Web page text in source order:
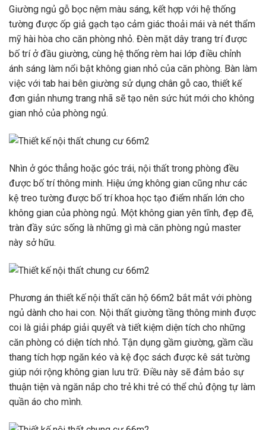
Giường ngủ gỗ bọc nệm màu sáng, kết hợp với hệ thống
tường được ốp giả gạch tạo cảm giác thoải mái và nét thẩm
mỹ hài hòa cho căn phòng nhỏ. Đèn mặt dây trang trí được
bố trí ở đầu giường, cùng hệ thống rèm hai lớp điều chỉnh
ánh sáng làm nổi bật không gian nhỏ của căn phòng. Bàn làm
việc với tab hai bên giường sử dụng chân gỗ cao, thiết kế
đơn giản nhưng trang nhã sẽ tạo nên sức hút mới cho không
gian nhỏ của phòng ngủ.
Nhìn ở góc thẳng hoặc góc trái, nội thất trong phòng đều
được bố trí thông minh. Hiệu ứng không gian cũng như các
kệ treo tường được bố trí khoa học tạo điểm nhấn lớn cho
không gian của phòng ngủ. Một không gian yên tĩnh, đẹp đẽ,
tràn đầy sức sống là những gì mà căn phòng ngủ master
này sở hữu.
Phương án thiết kế nội thất căn hộ 66m2 bắt mắt với phòng
ngủ dành cho hai con. Nội thất giường tầng thông minh được
coi là giải pháp giải quyết và tiết kiệm diện tích cho những
căn phòng có diện tích nhỏ. Tận dụng gầm giường, gầm cầu
thang tích hợp ngăn kéo và kệ đọc sách được kê sát tường
giúp nới rộng không gian lưu trữ. Điều này sẽ đảm bảo sự
thuận tiện và ngăn nắp cho trẻ khi trẻ có thể chủ động tự làm
quần áo cho mình.